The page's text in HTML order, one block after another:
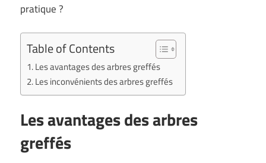
pratique ?
Table of Contents
Les avantages des arbres greffés
Les inconvénients des arbres greffés
Les avantages des arbres
greffés